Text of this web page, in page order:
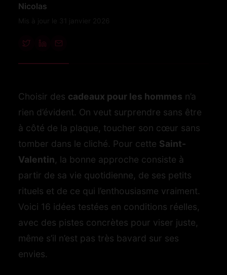
Nicolas
Choisir des cadeaux pour les hommes n’a
rien d’évident. On veut surprendre sans être
à côté de la plaque, toucher son cœur sans
tomber dans le cliché. Pour cette Saint-
Valentin, la bonne approche consiste à
partir de sa vie quotidienne, de ses petits
rituels et de ce qui l’enthousiasme vraiment.
Voici 16 idées testées en conditions réelles,
avec des pistes concrètes pour viser juste,
même s’il n’est pas très bavard sur ses
envies.